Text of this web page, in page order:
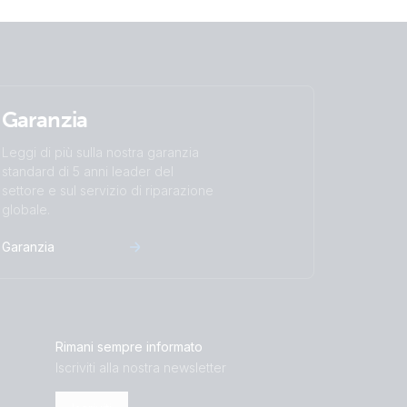
Orion XS
MPPT 100/50 extra Alternator
Lynx Smart BMS NG distributors
24V Li-NG parallel Lynx Smart
battery
Garanzia
Leggi di più sulla nostra garanzia
standard di 5 anni leader del
settore e sul servizio di riparazione
globale.
Garanzia
Rimani sempre informato
Iscriviti alla nostra newsletter